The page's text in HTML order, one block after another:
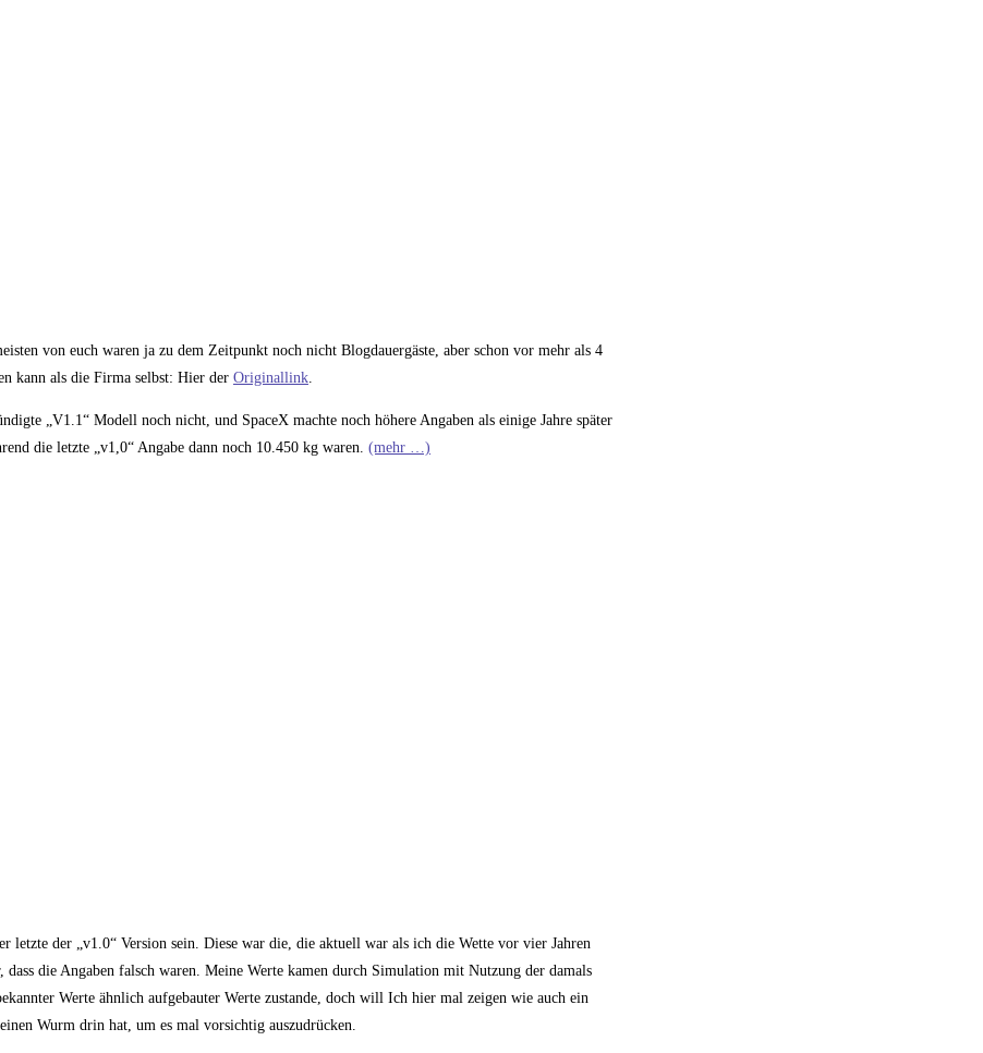
von euch waren ja zu dem Zeitpunkt noch nicht Blogdauergäste, aber schon vor mehr als 4
kann als die Firma selbst: Hier der Originallink.
„V1.1“ Modell noch nicht, und SpaceX machte noch höhere Angaben als einige Jahre später
die letzte „v1,0“ Angabe dann noch 10.450 kg waren. (mehr …)
letzte der „v1.0“ Version sein. Diese war die, die aktuell war als ich die Wette vor vier Jahren
die Angaben falsch waren. Meine Werte kamen durch Simulation mit Nutzung der damals
Werte ähnlich aufgebauter Werte zustande, doch will Ich hier mal zeigen wie auch ein
Wurm drin hat, um es mal vorsichtig auszudrücken.